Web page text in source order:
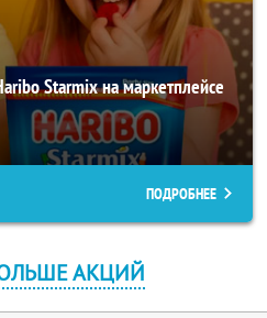
Starmix на маркетплейсе
ПОДРОБНЕЕ
АКЦИЙ